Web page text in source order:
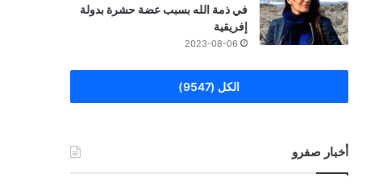
في ذمة الله بسبب عضة حشرة بدولة
إفريقية
2023-08-06
الكل (9547)
أخبار صفرو